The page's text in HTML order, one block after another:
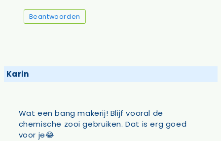
Beantwoorden
Karin
Wat een bang makerij! Blijf vooral de
chemische zooi gebruiken. Dat is erg goed
voor je😂